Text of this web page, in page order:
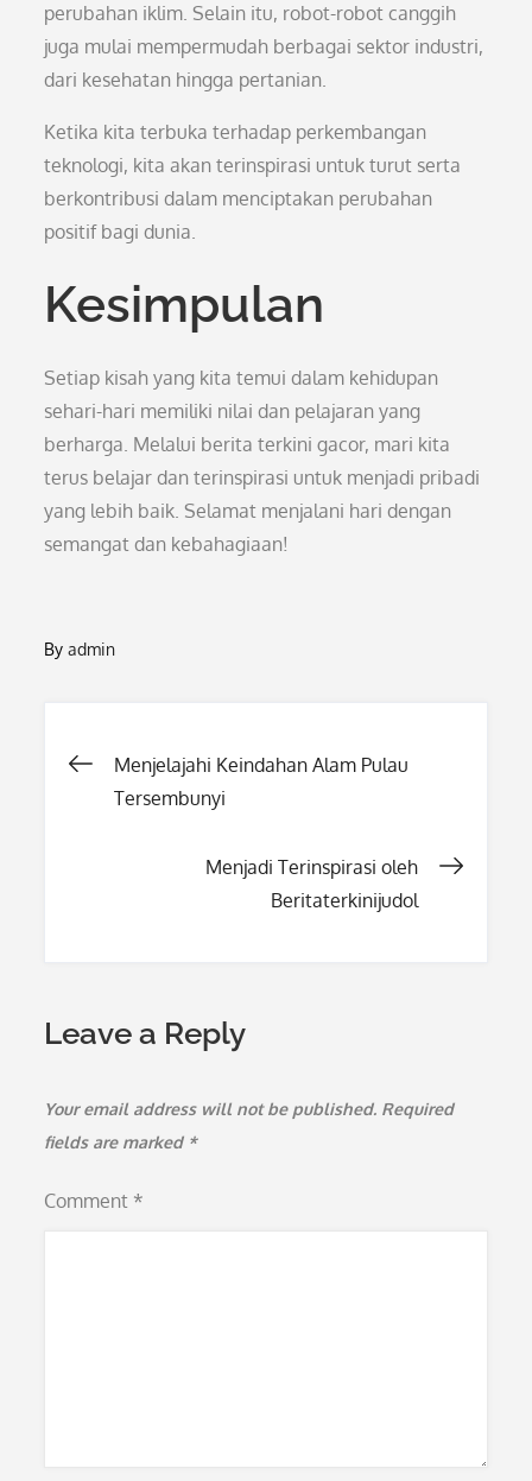
perubahan iklim. Selain itu, robot-robot canggih
juga mulai mempermudah berbagai sektor industri,
dari kesehatan hingga pertanian.
Ketika kita terbuka terhadap perkembangan
teknologi, kita akan terinspirasi untuk turut serta
berkontribusi dalam menciptakan perubahan
positif bagi dunia.
Kesimpulan
Setiap kisah yang kita temui dalam kehidupan
sehari-hari memiliki nilai dan pelajaran yang
berharga. Melalui berita terkini gacor, mari kita
terus belajar dan terinspirasi untuk menjadi pribadi
yang lebih baik. Selamat menjalani hari dengan
semangat dan kebahagiaan!
Byadmin
Post
Menjelajahi Keindahan Alam Pulau
Tersembunyi
Menjadi Terinspirasi oleh
Beritaterkinijudol
Leave a Reply
Your email address will not be published. Required
fields are marked *
Comment *